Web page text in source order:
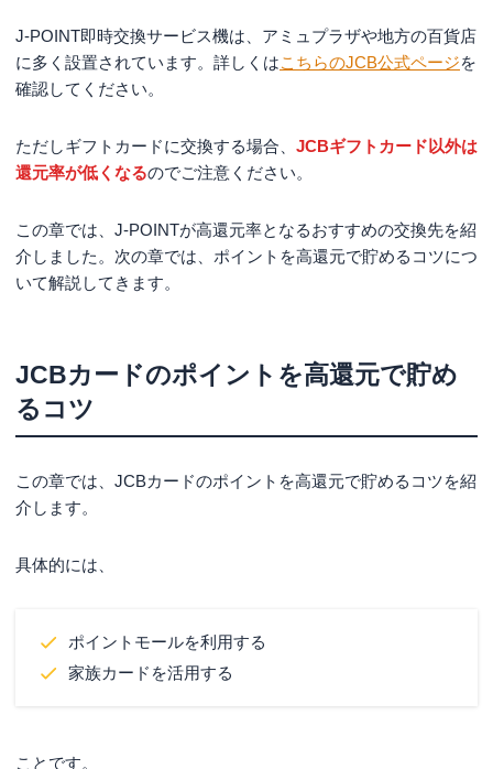
J-POINT即時交換サービス機は、アミュプラザや地方の百貨店
に多く設置されています。詳しくはこちらのJCB公式ページを
確認してください。
ただしギフトカードに交換する場合、 JCBギフトカード以外は
還元率が低くなるのでご注意ください。
この章では、J-POINTが高還元率となるおすすめの交換先を紹
介しました。次の章では、ポイントを高還元で貯めるコツにつ
いて解説してきます。
JCBカードのポイントを高還元で貯め
るコツ
この章では、JCBカードのポイントを高還元で貯めるコツを紹
介します。
具体的には、
ポイントモールを利用する
家族カードを活用する
ことです。